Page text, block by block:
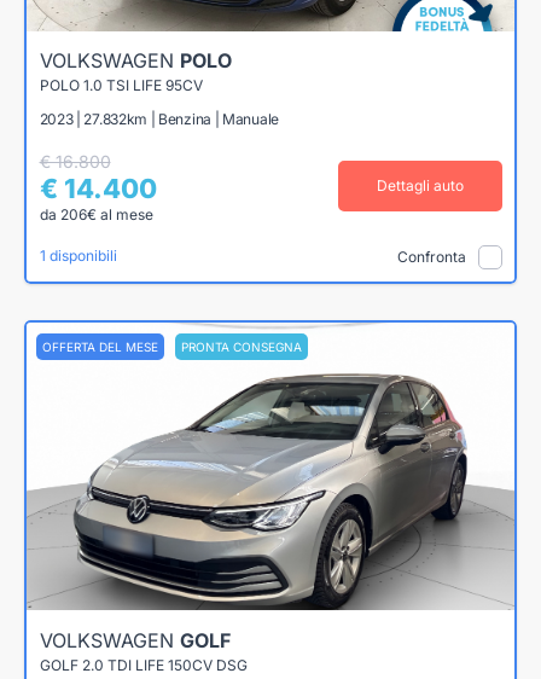
VOLKSWAGEN POLO
POLO 1.0 TSI LIFE 95CV
2023 | 27.832km | Benzina | Manuale
€ 16.800
€ 14.400
da 206€ al mese
Dettagli auto
1 disponibili Confronta
OFFERTA DEL MESE PRONTA CONSEGNA
VOLKSWAGEN GOLF
GOLF 2.0 TDI LIFE 150CV DSG